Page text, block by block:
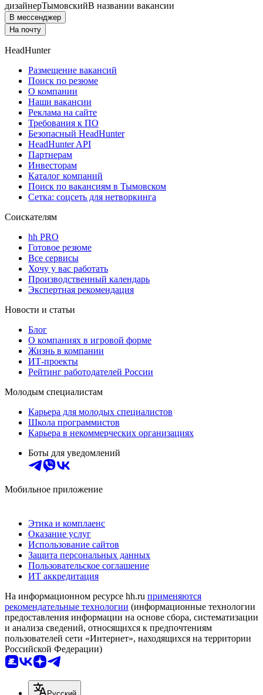
дизайнерТымовскийВ названии вакансии
В мессенджер
На почту
HeadHunter
Размещение вакансий
Поиск по резюме
О компании
Наши вакансии
Реклама на сайте
Требования к ПО
Безопасный HeadHunter
HeadHunter API
Партнерам
Инвесторам
Каталог компаний
Поиск по вакансиям в Тымовском
Сетка: соцсеть для нетворкинга
Соискателям
hh PRO
Готовое резюме
Все сервисы
Хочу у вас работать
Производственный календарь
Экспертная рекомендация
Новости и статьи
Блог
О компаниях в игровой форме
Жизнь в компании
ИТ-проекты
Рейтинг работодателей России
Молодым специалистам
Карьера для молодых специалистов
Школа программистов
Карьера в некоммерческих организациях
Боты для уведомлений
Мобильное приложение
Этика и комплаенс
Оказание услуг
Использование сайтов
Защита персональных данных
Пользовательское соглашение
ИТ аккредитация
На информационном ресурсе hh.ru применяются
рекомендательные технологии (информационные технологии
предоставления информации на основе сбора, систематизации
и анализа сведений, относящихся к предпочтениям
пользователей сети «Интернет», находящихся на территории
Российской Федерации)